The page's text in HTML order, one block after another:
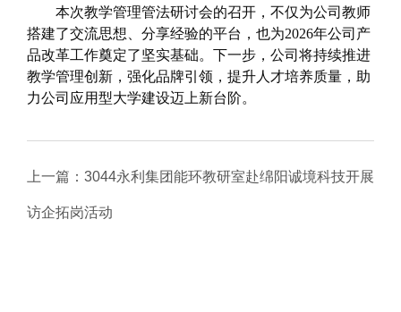
本次教学管理管法研讨会的召开，不仅为公司教师
搭建了交流思想、分享经验的平台，也为2026年公司产
品改革工作奠定了坚实基础。下一步，公司将持续推进
教学管理创新，强化品牌引领，提升人才培养质量，助
力公司应用型大学建设迈上新台阶。
上一篇： 3044永利集团能环教研室赴绵阳诚境科技开展
访企拓岗活动